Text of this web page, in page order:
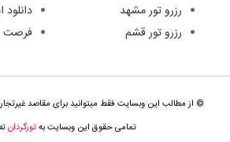
رزرو تور مشهد
رزرو تور قشم
فرصت
© از مطالب این وبسایت فقط میتوانید برای مقاصد
تمامی حقوق این وبسایت بهتورگردان